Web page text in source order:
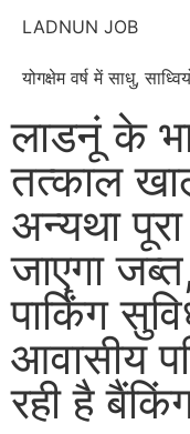
LADNUN JOB
योगक्षेम वर्ष में साधु,
लाडनूं के
तत्काल
अन्यथा
जाएगा
पार्किंग
आवासीय
रही है